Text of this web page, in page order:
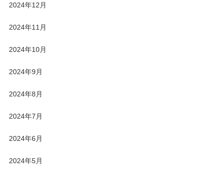
2024年12月
2024年11月
2024年10月
2024年9月
2024年8月
2024年7月
2024年6月
2024年5月